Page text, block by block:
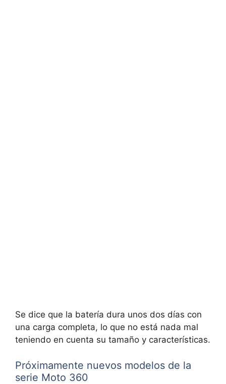
Se dice que la batería dura unos dos días con
una carga completa, lo que no está nada mal
teniendo en cuenta su tamaño y características.
Próximamente nuevos modelos de la
serie Moto 360